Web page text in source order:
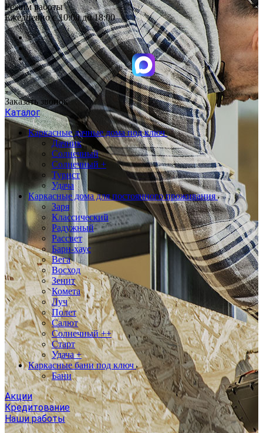
Режим работы
Ежедневно с 10:00 до 18:00
Заказать звонок
Каталог
Каркасные дачные дома под ключ
Дачник
Солнечный
Солнечный +
Турист
Удача
Каркасные дома для постоянного проживания
Заря
Классический
Радужный
Рассвет
Барн-хаус
Вега
Восход
Зенит
Комета
Луч
Полет
Салют
Солнечный ++
Старт
Удача +
Каркасные бани под ключ
Бани
Акции
Кредитование
Наши работы